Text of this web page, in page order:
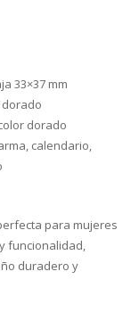
33×37 mm
dorado
calendario,
para mujeres
funcionalidad,
duradero y